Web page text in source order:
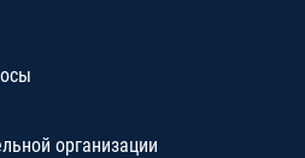
организации